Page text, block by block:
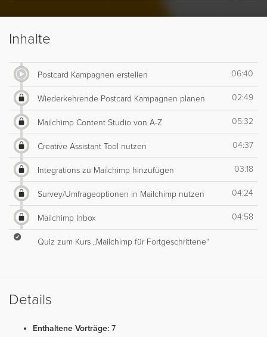
Inhalte
Postcard Kampagnen erstellen 06:40
Wiederkehrende Postcard Kampagnen planen 02:49
Mailchimp Content Studio von A-Z 05:32
Creative Assistant Tool nutzen 04:37
Integrations zu Mailchimp hinzufügen 03:18
Survey/Umfrageoptionen in Mailchimp nutzen 04:24
Mailchimp Inbox 04:58
Quiz zum Kurs „Mailchimp für Fortgeschrittene“
Details
Enthaltene Vorträge: 7